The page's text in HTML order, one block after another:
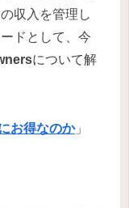
収入を管理し
ドとして、今
について解
お得なのか」